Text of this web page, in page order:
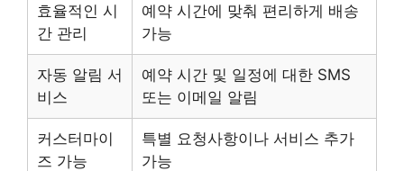
효율적인 시
간 관리
예약 시간에 맞춰 편리하게 배송
가능
자동 알림 서
비스
예약 시간 및 일정에 대한 SMS
또는 이메일 알림
커스터마이
즈 가능
특별 요청사항이나 서비스 추가
가능